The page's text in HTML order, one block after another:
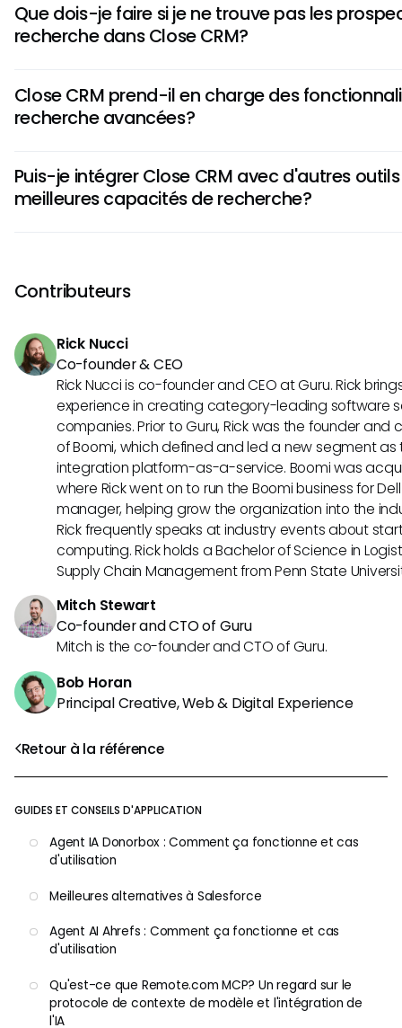
Retour à la référence
GUIDES ET CONSEILS D'APPLICATION
Agent IA Donorbox : Comment ça fonctionne et cas
d'utilisation
Meilleures alternatives à Salesforce
Agent AI Ahrefs : Comment ça fonctionne et cas
d'utilisation
Qu'est-ce que Remote.com MCP? Un regard sur le
protocole de contexte de modèle et l'intégration de
l'IA
Que dois-je faire si je ne trouve pas les
recherche dans Close CRM?
recherche pour les fautes de frappe ou les orthographes
l'utilisation d'options de filtrage efficaces peut aider à
Close CRM prend-il en charge des
recherche avancées?
compris la recherche floue et des options de filtrage de
fonctionnalités plus avancées comme la recherche
Puis-je intégrer Close CRM avec d'autres
meilleures capacités de recherche?
de recherche plus complète. Ces intégrations vous
l'accès aux informations sur différentes plateformes,
Contributeurs
Rick Nucci
Co-founder & CEO
Rick Nucci is co-founder and CEO at Guru. Rick
experience in creating category-leading software
companies. Prior to Guru, Rick was the founder
of Boomi, which defined and led a new segment
integration platform-as-a-service. Boomi was
where Rick went on to run the Boomi business for
manager, helping grow the organization into the
Rick frequently speaks at industry events about
computing. Rick holds a Bachelor of Science in
Supply Chain Management from Penn State
Mitch Stewart
Co-founder and CTO of Guru
Mitch is the co-founder and CTO of Guru.
Bob Horan
Principal Creative, Web & Digital Experience